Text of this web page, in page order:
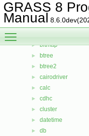
GRASS 8
Manual
▼ File List
► include
▼ lib
► bitmap
► btree
► btree2
► cairodriver
► calc
► cdhc
► cluster
► datetime
► db